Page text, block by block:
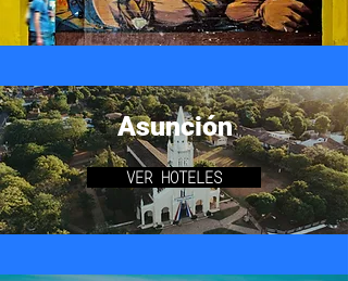
Asunción
VER HOTELES